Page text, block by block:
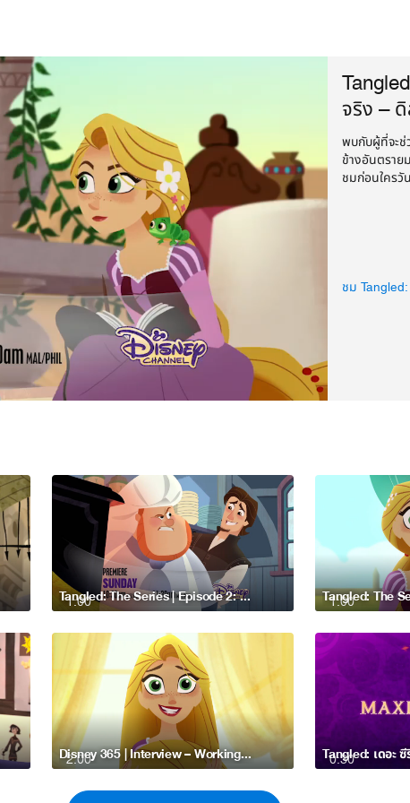
จริง –
พบกับผู้ที่จะช่
ข้างอันตราย
ชมก่อนใคร
ชม Tangled:
1:00 Tangled: The Series | Episode 2: Eugene’s Job Hunt – Disney Channel Asia 1:00
2:00 Disney 365 | Interview – Working with Rapunzel in Tangled: The Series – Disney Channel Asia 0:30